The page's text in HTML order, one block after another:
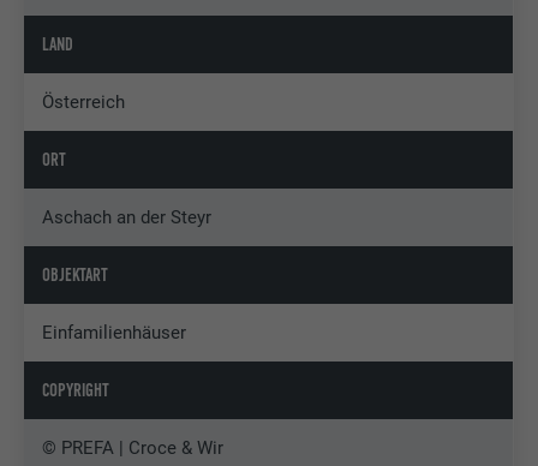
LAND
Österreich
ORT
Aschach an der Steyr
OBJEKTART
Einfamilienhäuser
COPYRIGHT
© PREFA | Croce & Wir